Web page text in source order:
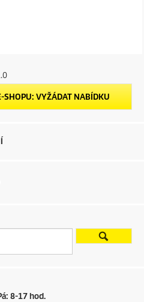
SHOPU: VYŽÁDAT NABÍDKU
8-17 hod.